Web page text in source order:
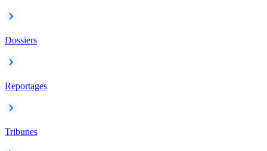
Dossiers
Reportages
Tribunes